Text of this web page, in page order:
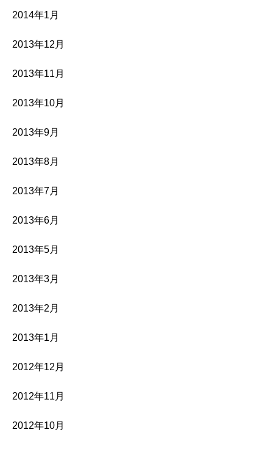
2014年1月
2013年12月
2013年11月
2013年10月
2013年9月
2013年8月
2013年7月
2013年6月
2013年5月
2013年3月
2013年2月
2013年1月
2012年12月
2012年11月
2012年10月